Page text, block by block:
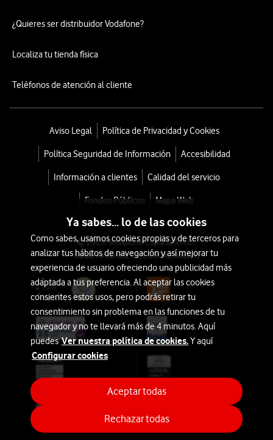
¿Quieres ser distribuidor Vodafone?
Localiza tu tienda física
Teléfonos de atención al cliente
Aviso Legal Política de Privacidad y Cookies
Política Seguridad de Información Accesibilidad
Información a clientes Calidad del servicio
Fondos Públicos Mapa Web
© 2026 Vodafone España S.A.U.
Avda. América 115, 28042 Madrid
Ya sabes... lo de las cookies
Como sabes, usamos cookies propias y de terceros para
analizar tus hábitos de navegación y así mejorar tu
experiencia de usuario ofreciendo una publicidad más
adaptada a tus preferencia. Al aceptar las cookies
consientes estos usos, pero podrás retirar tu
consentimiento sin problema en las funciones de tu
navegador y no te llevará más de 4 minutos. Aquí
puedesVer nuestra política de cookies.Y aquí
Configurar cookies
Rechazar todas
Aceptar todas